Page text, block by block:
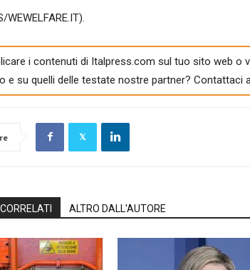
WEWELFARE.IT).
i contenuti di Italpress.com sul tuo sito web o
e su quelli delle testate nostre partner? Contattaci
ALTRO DALL'AUTORE